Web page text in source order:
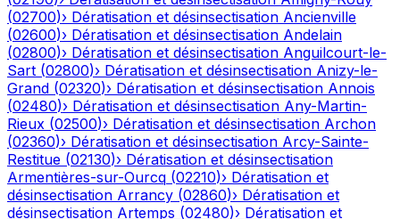
(02700)› Dératisation et désinsectisation Ancienville
(02600)› Dératisation et désinsectisation Andelain
(02800)› Dératisation et désinsectisation Anguilcourt-le-
Sart (02800)› Dératisation et désinsectisation Anizy-le-
Grand (02320)› Dératisation et désinsectisation Annois
(02480)› Dératisation et désinsectisation Any-Martin-
Rieux (02500)› Dératisation et désinsectisation Archon
(02360)› Dératisation et désinsectisation Arcy-Sainte-
Restitue (02130)› Dératisation et désinsectisation
Armentières-sur-Ourcq (02210)› Dératisation et
désinsectisation Arrancy (02860)› Dératisation et
désinsectisation Artemps (02480)› Dératisation et